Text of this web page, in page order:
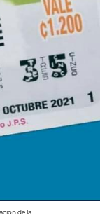
de la